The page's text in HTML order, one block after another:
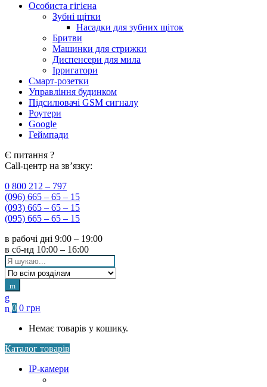
Особиста гігієна
Зубні щітки
Насадки для зубних щіток
Бритви
Машинки для стрижки
Диспенсери для мила
Ірригатори
Смарт-розетки
Управління будинком
Підсилювачі GSM сигналу
Роутери
Google
Геймпади
Є питання ?
Call-центр на зв’язку:
0 800 212 – 797
(096) 665 – 65 – 15
(093) 665 – 65 – 15
(095) 665 – 65 – 15
в рабочі дні 9:00 – 19:00
в сб-нд 10:00 – 16:00
Search
for:
0 0 грн
Немає товарів у кошику.
Каталог товарів
IP-камери